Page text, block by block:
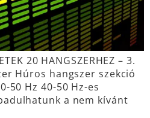
20 HANGSZERHEZ – 3.
Húros hangszer szekció
50 Hz 40-50 Hz-es
a nem kívánt